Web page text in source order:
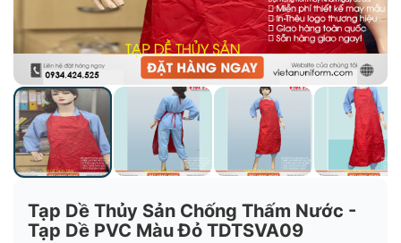
Tạp Dề Thủy Sản Chống Thấm Nước -
Tạp Dề PVC Màu Đỏ TDTSVA09